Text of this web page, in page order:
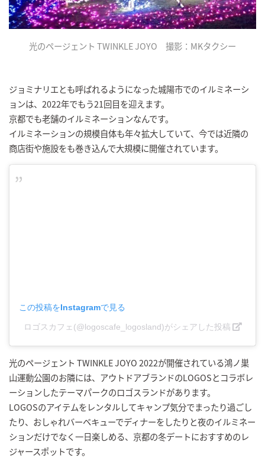
光のページェント TWINKLE JOYO 撮影：MKタクシー
ジョミナリエとも呼ばれるようになった城陽市でのイルミネーシ
ョンは、2022年でもう21回目を迎えます。
京都でも老舗のイルミネーションなんです。
イルミネーションの規模自体も年々拡大していて、今では近隣の
商店街や施設をも巻き込んで大規模に開催されています。
この投稿をInstagramで見る
ロゴスカフェ(@logoscafe_logosland)がシェアした投稿
光のページェント TWINKLE JOYO 2022が開催されている鴻ノ巣
山運動公園のお隣には、アウトドアブランドのLOGOSとコラボレ
ーションしたテーマパークのロゴスランドがあります。
LOGOSのアイテムをレンタルしてキャンプ気分でまったり過ごし
たり、おしゃれバーベキューでディナーをしたりと夜のイルミネー
ションだけでなく一日楽しめる、京都の冬デートにおすすめのレ
ジャースポットです。